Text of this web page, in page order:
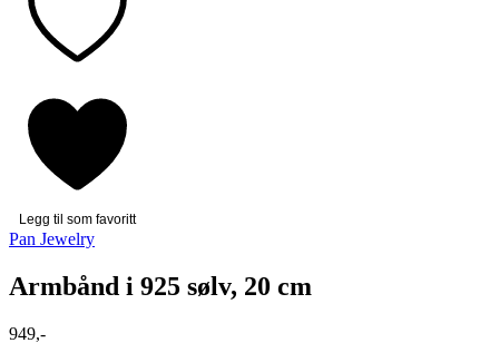
Legg til som favoritt
Pan Jewelry
Armbånd i 925 sølv, 20 cm
949,-